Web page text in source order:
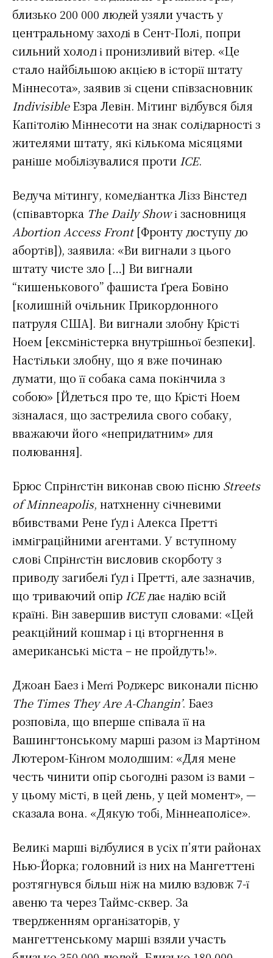
близько 200 000 людей узяли участь у
центральному заході в Сент-Полі, попри
сильний холод і пронизливий вітер. «Це
стало найбільшою акцією в історії штату
Міннесота», заявив зі сцени співзасновник
IndivisibleЕзра Левін. Мітинг відбувся біля
Капітолію Міннесоти на знак солідарності з
жителями штату, які кількома місяцями
раніше мобілізувалися проти ICE.
Ведуча мітингу, комедіантка Лізз Вінстед
(співавторка The Daily Showі засновниця
Abortion Access Front[Фронту доступу до
абортів]), заявила: «Ви вигнали з цього
штату чисте зло […] Ви вигнали
“кишенькового” фашиста Ґреґа Бовіно
[колишній очільник Прикордонного
патруля США]. Ви вигнали злобну Крісті
Ноем [ексміністерка внутрішньої безпеки].
Настільки злобну, що я вже починаю
думати, що її собака сама покінчила з
собою» [Йдеться про те, що Крісті Ноем
зізналася, що застрелила свого собаку,
вважаючи його «непридатним» для
полювання].
Брюс Спрінґстін виконав свою пісню Streets
of Minneapolis, натхненну січневими
вбивствами Рене Ґуд і Алекса Претті
імміграційними агентами. У вступному
слові Спрінґстін висловив скорботу з
приводу загибелі Ґуд і Претті, але зазначив,
що триваючий опір ICEдає надію всій
країні. Він завершив виступ словами: «Цей
реакційний кошмар і ці вторгнення в
американські міста – не пройдуть!».
Джоан Баез і Меґґі Роджерс виконали пісню
The Times They Are A-Changin’. Баез
розповіла, що вперше співала її на
Вашингтонському марші разом із Мартіном
Лютером-Кінґом молодшим: «Для мене
честь чинити опір сьогодні разом із вами –
у цьому місті, в цей день, у цей момент», —
сказала вона. «Дякую тобі, Міннеаполісе».
Великі марші відбулися в усіх п’яти районах
Нью-Йорка; головний із них на Мангеттені
розтягнувся більш ніж на милю вздовж 7-ї
авеню та через Таймс-сквер. За
твердженням організаторів, у
мангеттенському марші взяли участь